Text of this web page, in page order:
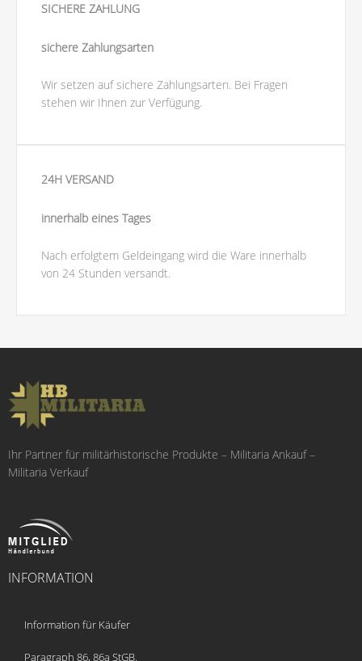
SICHERE ZAHLUNG
sichere Zahlungsarten
Wir setzen auf sichere Zahlungsarten. Bei Fragen
stehen wir Ihnen zur Verfügung.
24H VERSAND
innerhalb eines Tages
Nach erfolgtem Geldeingang wird die Ware innerhalb
von 24 Stunden versandt.
Ihr Partner für militärhistorische Produkte – Militaria Ankauf –
Militaria Verkauf
INFORMATION
Information für Käufer
Paragraph 86, 86a StGB.